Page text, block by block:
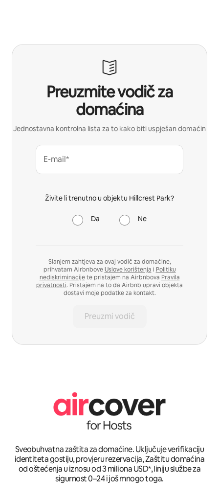
Preuzmite vodič za
domaćina
Jednostavna kontrolna lista za to kako biti uspješan domaćin
E-mail*
Živite li trenutno u objektu Hillcrest Park?
Da Ne
Slanjem zahtjeva za ovaj vodič za domaćine,
prihvatam AirbnboveUslove korištenja i Politiku
nediskriminacijete pristajem na Airbnbova Pravila
privatnosti. Pristajem na to da Airbnb upravi objekta
dostavi moje podatke za kontakt.
Preuzmi vodič
Sveobuhvatna zaštita za domaćine. Uključuje verifikaciju
identiteta gostiju, provjeru rezervacija, Zaštitu domaćina
od oštećenja u iznosu od 3 miliona USD*, liniju službe za
sigurnost 0–24 i još mnogo toga.